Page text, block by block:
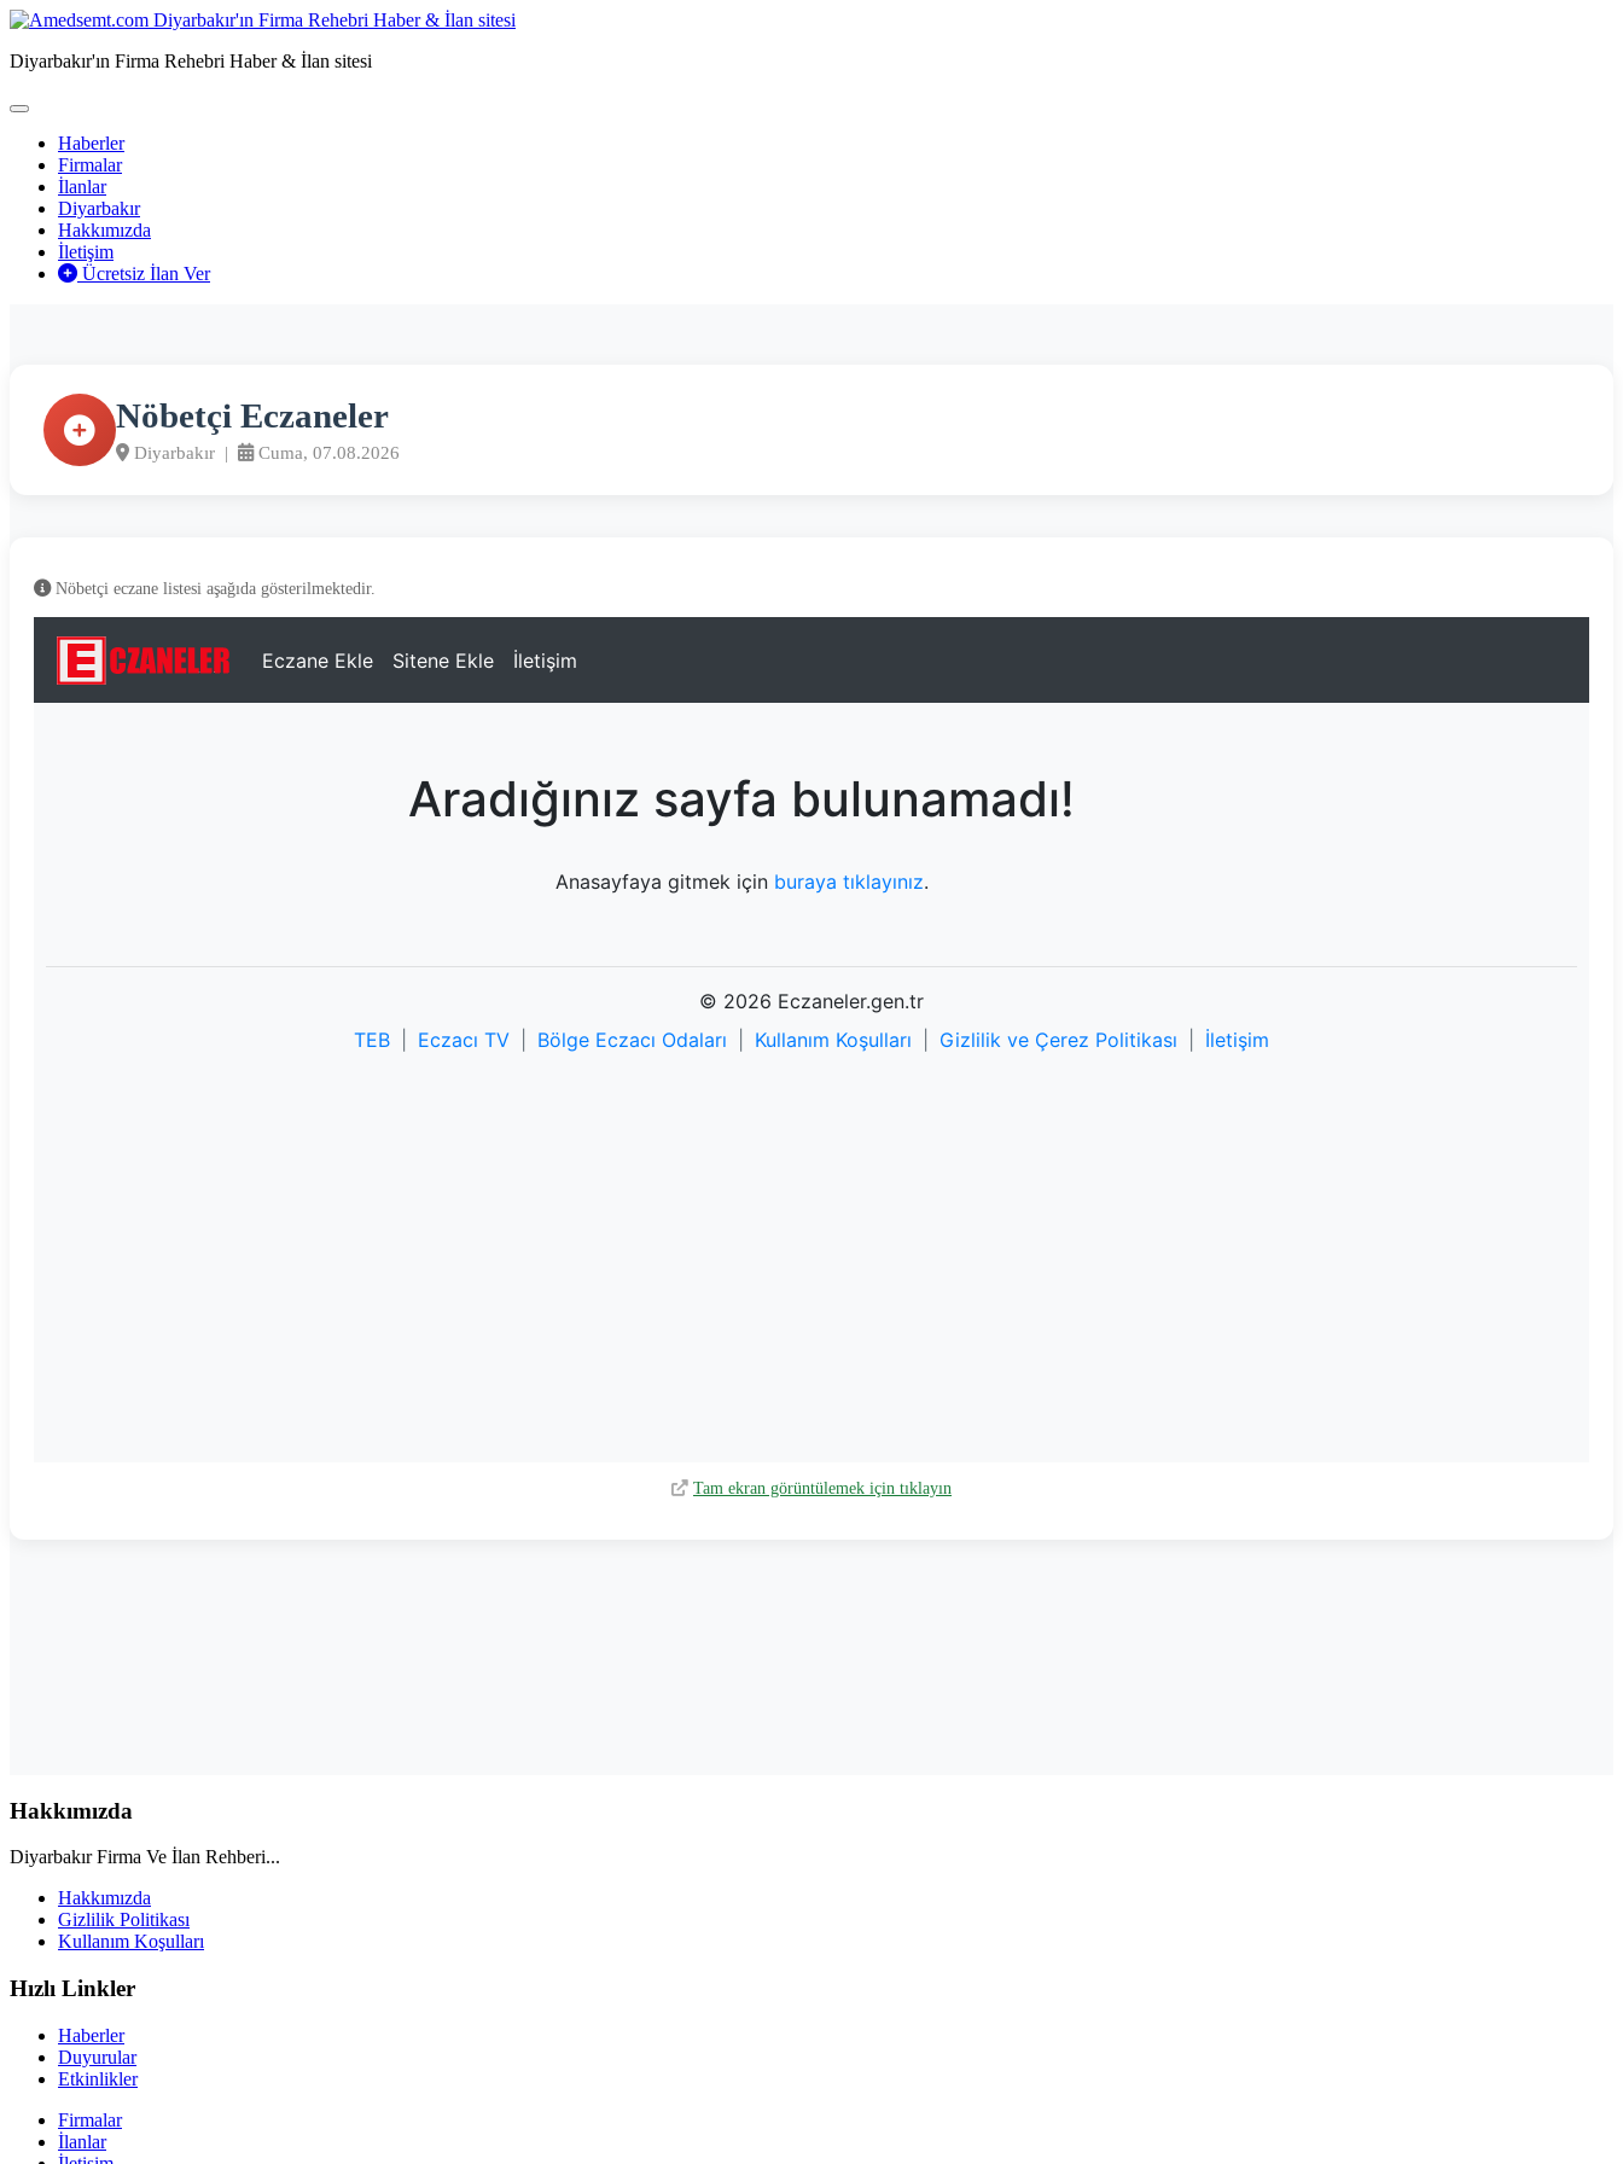
Diyarbakır'ın Firma Rehebri Haber & İlan sitesi
Haberler
Firmalar
İlanlar
Diyarbakır
Hakkımızda
İletişim
Ücretsiz İlan Ver
Nöbetçi Eczaneler
Diyarbakır | Cuma, 07.08.2026
Nöbetçi eczane listesi aşağıda gösterilmektedir.
Tam ekran görüntülemek için tıklayın
Hakkımızda
Diyarbakır Firma Ve İlan Rehberi...
Hakkımızda
Gizlilik Politikası
Kullanım Koşulları
Hızlı Linkler
Haberler
Duyurular
Etkinlikler
Firmalar
İlanlar